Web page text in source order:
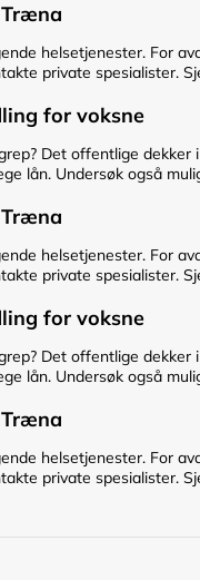
helsetjenester. For
private spesialister.
for voksne
Det offentlige
lån. Undersøk også
helsetjenester. For
private spesialister.
for voksne
Det offentlige
lån. Undersøk også
helsetjenester. For
private spesialister.